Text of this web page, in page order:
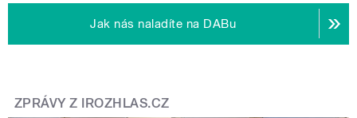
Jak nás naladíte na DABu
ZPRÁVY Z IROZHLAS.CZ